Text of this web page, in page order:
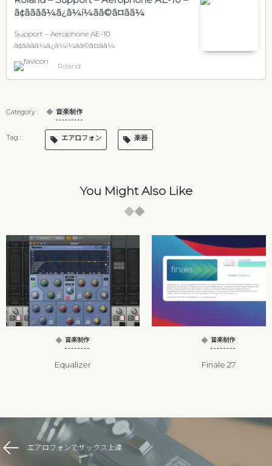
ã¢ãããã¼ã¿ã¼ï¼ãã©ã¤ãã¼
Support – Aerophone AE-10
ã¢ãããã¼ã¿ã¼ï¼ãã©ã¤ãã¼
Roland
音楽制作
エアロフォン 楽器
You Might Also Like
音楽制作
Equalizer
音楽制作
Finale 27
エアロフォンでサックス上達